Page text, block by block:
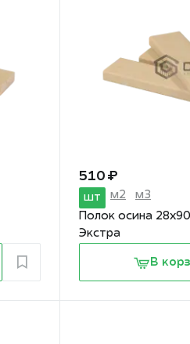
510 ₽
шт м2
м3
Полок осина
Экстра
В